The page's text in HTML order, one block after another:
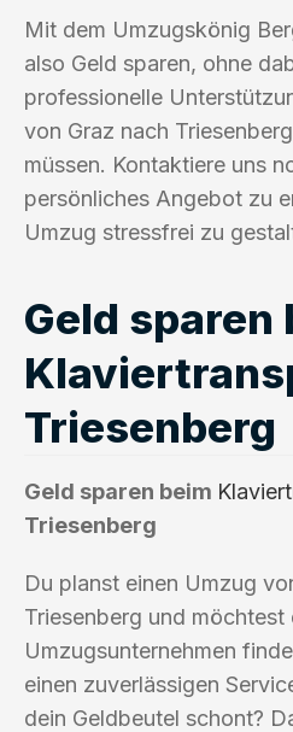
Mit dem Umzugskönig
also Geld sparen, ohne
professionelle
von Graz nach
müssen. Kontaktiere uns
persönliches Angebot zu
Umzug stressfrei zu
Geld sparen
Triesenberg
Geld sparen beim
Triesenberg
Du planst einen Umzug
Triesenberg und möchtest
Umzugsunternehmen
einen zuverlässigen
dein Geldbeutel schont?